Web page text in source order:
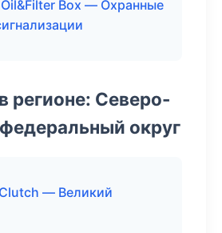
Box — Охранные
регионе: Северо-
округ
— Великий